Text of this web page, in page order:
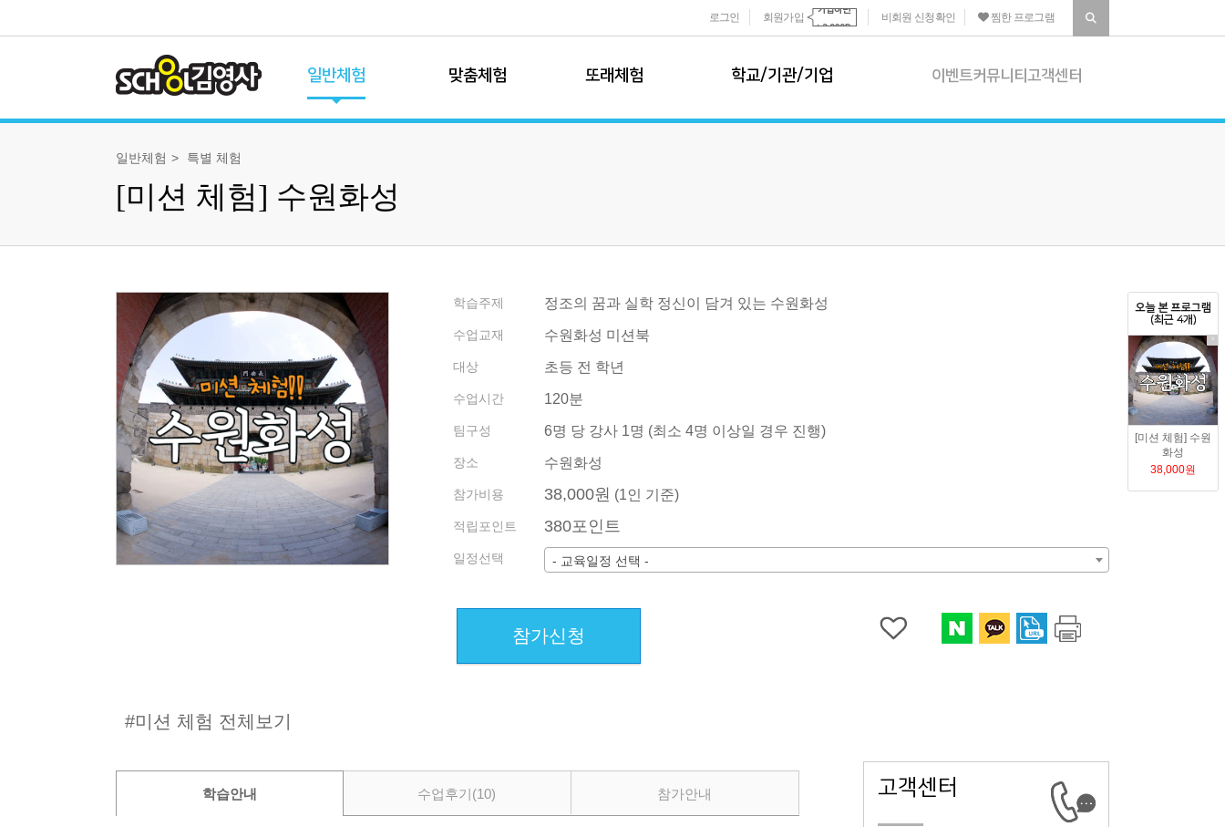
로그인 회원가입 비회원 신청확인 찜한 프로그램
일반체험 맞춤체험 또래체험 학교/기관/기업 이벤트커뮤니티 고객센터
전체 프로그램
유초이음 체험
특별 체험
가족 체험
체험 캘린더
개별또래팀 소개
신청하기
회원약관
수업 내역 확인 방법
전화상담예약
지사 소개 및 현황
기관/기업 특화프로그램
기관/기업 견적 및 상담
커뮤니티
일반체험 특별 체험
[미션 체험] 수원화성
학습주제 정조의 꿈과 실학 정신이 담겨 있는 수원화성
수업교재 수원화성 미션북
대상 초등 전 학년
수업시간 120분
팀구성 6명 당 강사 1명 (최소 4명 이상일 경우 진행)
장소 수원화성
참가비용 38,000원 (1인 기준)
적립포인트 380포인트
일정선택 - 교육일정 선택 -
참가신청
#미션 체험 전체보기
학습안내 수업후기(10) 참가안내 고객센터
오늘 본 프로그램
(최근 4개)
X
[미션 체험] 수원
화성
38,000원